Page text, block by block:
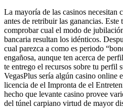
La mayoría de las casinos necesitan
antes de retribuir las ganancias.
comprobar cual el modo de
bancaria resultan los idénticos.
cual parezca a como es periodo
engañosa, aunque ten acerca de
te entrego el recursos sobre tu perfil
VegasPlus serí­a algún casino online
licencia de el Impronta de el
hecho que levante casino provee
del túnel carpiano virtud de mayor